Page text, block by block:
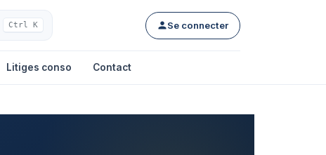
Ctrl K Se connecter
Litiges conso Contact